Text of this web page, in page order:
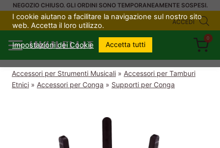
SaltaNEGOZIO CHIUSO. GLI ORDINI SONO TEMPORANEAMENTE SOSPESI.
ACCEDI
UKULELI.IT
0
Accessori per Strumenti Musicali » Accessori per Tamburi
Etnici » Accessori per Conga » Supporti per Conga
I cookie aiutano a facilitare la navigazione sul nostro sito
web. Accetta il loro utilizzo.
Impostazioni dei Cookie Accetta tutti